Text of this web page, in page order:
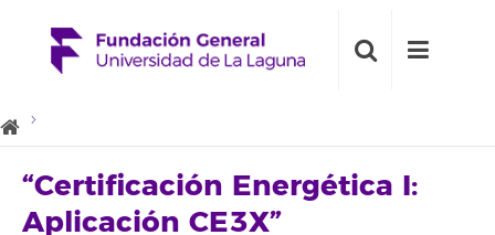
“Certificación Energética I:
Aplicación CE3X”